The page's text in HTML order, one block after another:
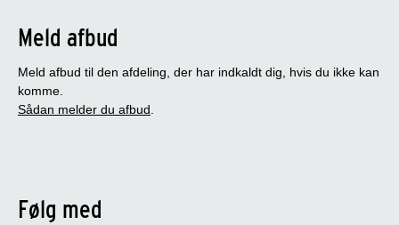
Meld afbud
Meld afbud til den afdeling, der har indkaldt dig, hvis du ikke kan
komme.
Sådan melder du afbud.
Følg med